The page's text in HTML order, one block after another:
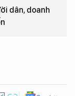
dân, doanh